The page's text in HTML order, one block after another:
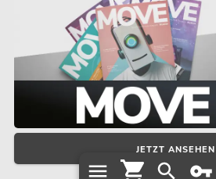
OMNITRONIC ODP-208
Installationslautsprecher 16 Ohm weiß
No. 11036959
Bestand reicht ca. 6 Wo.
219,00€
JETZT ANSEHEN